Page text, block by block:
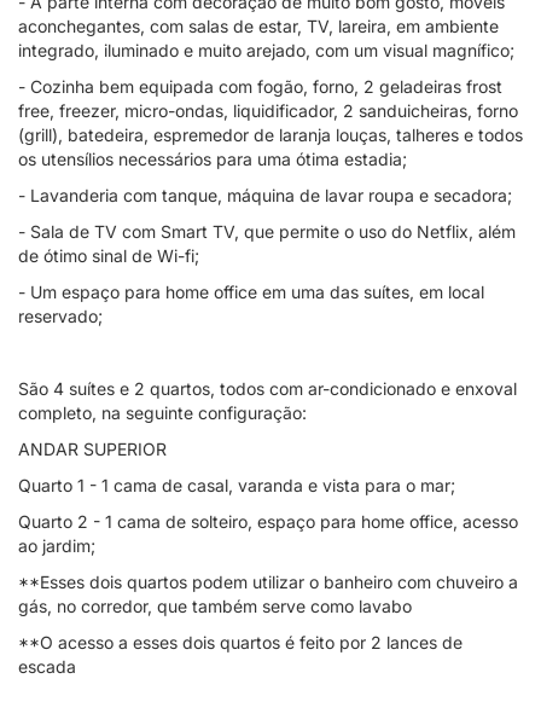
aconchegantes, com salas de estar, TV, lareira, em ambiente
integrado, iluminado e muito arejado, com um visual magnífico;
- Cozinha bem equipada com fogão, forno, 2 geladeiras frost
free, freezer, micro-ondas, liquidificador, 2 sanduicheiras, forno
(grill), batedeira, espremedor de laranja louças, talheres e todos
os utensílios necessários para uma ótima estadia;
- Lavanderia com tanque, máquina de lavar roupa e secadora;
- Sala de TV com Smart TV, que permite o uso do Netflix, além
de ótimo sinal de Wi-fi;
- Um espaço para home office em uma das suítes, em local
reservado;
São 4 suítes e 2 quartos, todos com ar-condicionado e enxoval
completo, na seguinte configuração:
ANDAR SUPERIOR
Quarto 1 - 1 cama de casal, varanda e vista para o mar;
Quarto 2 - 1 cama de solteiro, espaço para home office, acesso
ao jardim;
**Esses dois quartos podem utilizar o banheiro com chuveiro a
gás, no corredor, que também serve como lavabo
**O acesso a esses dois quartos é feito por 2 lances de
escada